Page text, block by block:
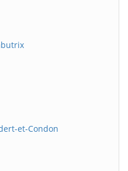
et-Condon